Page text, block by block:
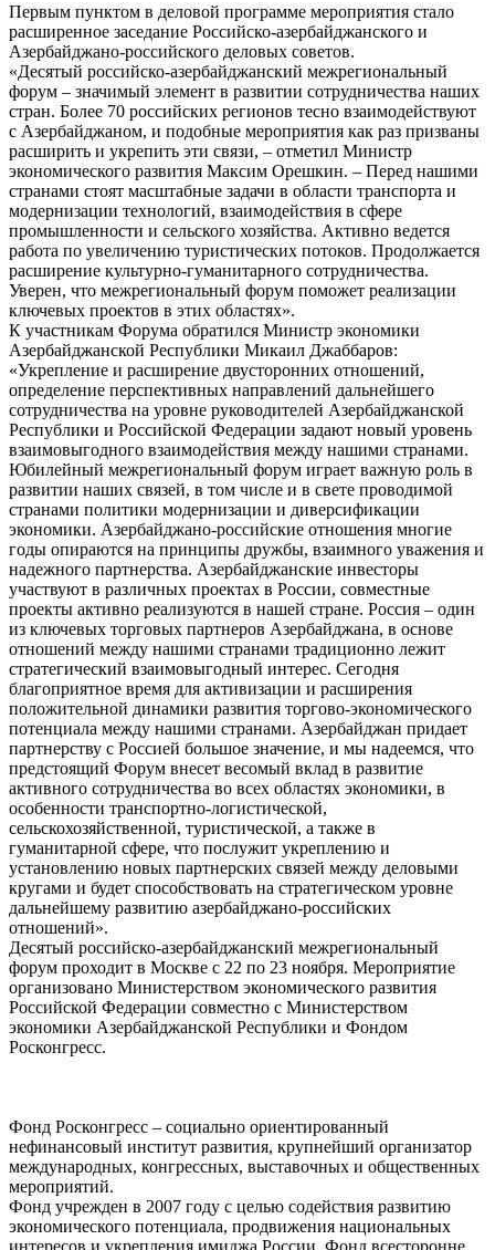
Первым пунктом в деловой программе мероприятия стало
расширенное заседание Российско-азербайджанского и
Азербайджано-российского деловых советов.
«Десятый российско-азербайджанский межрегиональный
форум – значимый элемент в развитии сотрудничества наших
стран. Более 70 российских регионов тесно взаимодействуют
с Азербайджаном, и подобные мероприятия как раз призваны
расширить и укрепить эти связи, – отметил Министр
экономического развития Максим Орешкин. – Перед нашими
странами стоят масштабные задачи в области транспорта и
модернизации технологий, взаимодействия в сфере
промышленности и сельского хозяйства. Активно ведется
работа по увеличению туристических потоков. Продолжается
расширение культурно-гуманитарного сотрудничества.
Уверен, что межрегиональный форум поможет реализации
ключевых проектов в этих областях».
К участникам Форума обратился Министр экономики
Азербайджанской Республики Микаил Джаббаров:
«Укрепление и расширение двусторонних отношений,
определение перспективных направлений дальнейшего
сотрудничества на уровне руководителей Азербайджанской
Республики и Российской Федерации задают новый уровень
взаимовыгодного взаимодействия между нашими странами.
Юбилейный межрегиональный форум играет важную роль в
развитии наших связей, в том числе и в свете проводимой
странами политики модернизации и диверсификации
экономики. Азербайджано-российские отношения многие
годы опираются на принципы дружбы, взаимного уважения и
надежного партнерства. Азербайджанские инвесторы
участвуют в различных проектах в России, совместные
проекты активно реализуются в нашей стране. Россия – один
из ключевых торговых партнеров Азербайджана, в основе
отношений между нашими странами традиционно лежит
стратегический взаимовыгодный интерес. Сегодня
благоприятное время для активизации и расширения
положительной динамики развития торгово-экономического
потенциала между нашими странами. Азербайджан придает
партнерству с Россией большое значение, и мы надеемся, что
предстоящий Форум внесет весомый вклад в развитие
активного сотрудничества во всех областях экономики, в
особенности транспортно-логистической,
сельскохозяйственной, туристической, а также в
гуманитарной сфере, что послужит укреплению и
установлению новых партнерских связей между деловыми
кругами и будет способствовать на стратегическом уровне
дальнейшему развитию азербайджано-российских
отношений».
Десятый российско-азербайджанский межрегиональный
форум проходит в Москве с 22 по 23 ноября. Мероприятие
организовано Министерством экономического развития
Российской Федерации совместно с Министерством
экономики Азербайджанской Республики и Фондом
Росконгресс.
Фонд Росконгресс – социально ориентированный
нефинансовый институт развития, крупнейший организатор
международных, конгрессных, выставочных и общественных
мероприятий.
Фонд учрежден в 2007 году с целью содействия развитию
экономического потенциала, продвижения национальных
интересов и укрепления имиджа России. Фонд всесторонне